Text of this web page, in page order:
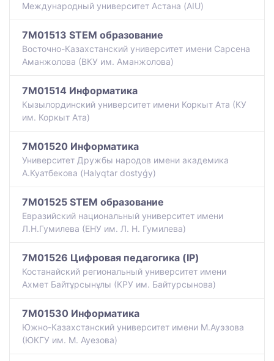
Международный университет Астана (AIU)
7M01513 STEM образование
Восточно-Казахстанский университет имени Сарсена
Аманжолова (ВКУ им. Аманжолова)
7M01514 Информатика
Кызылординский университет имени Коркыт Ата (КУ
им. Коркыт Ата)
7M01520 Информатика
Университет Дружбы народов имени академика
А.Куатбекова (Halyqtar dostyǵy)
7M01525 STEM образование
Евразийский национальный университет имени
Л.Н.Гумилева (ЕНУ им. Л. Н. Гумилева)
7M01526 Цифровая педагогика (IP)
Костанайский региональный университет имени
Ахмет Байтұрсынұлы (КРУ им. Байтурсынова)
7M01530 Информатика
Южно-Казахстанский университет имени М.Ауэзова
(ЮКГУ им. М. Ауезова)